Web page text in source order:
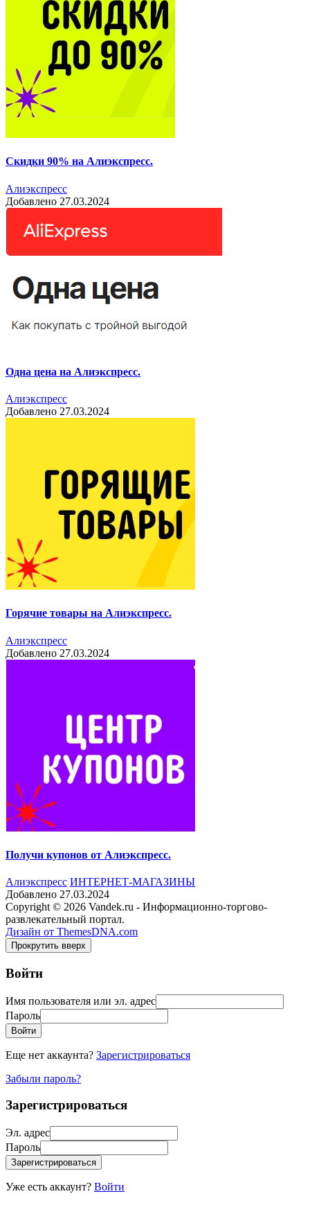
Скидки 90% на Алиэкспресс.
Алиэкспресс
Добавлено 27.03.2024
Одна цена на Алиэкспресс.
Алиэкспресс
Добавлено 27.03.2024
Горячие товары на Алиэкспресс.
Алиэкспресс
Добавлено 27.03.2024
Получи купонов от Алиэкспресс.
Алиэкспресс ИНТЕРНЕТ-МАГАЗИНЫ
Добавлено 27.03.2024
Copyright © 2026 Vandek.ru - Информационно-торгово-
развлекательный портал.
Дизайн от ThemesDNA.com
Прокрутить вверх
Войти
Имя пользователя или эл. адрес
Пароль
Войти
Еще нет аккаунта? Зарегистрироваться
Забыли пароль?
Зарегистрироваться
Эл. адрес
Пароль
Зарегистрироваться
Уже есть аккаунт? Войти